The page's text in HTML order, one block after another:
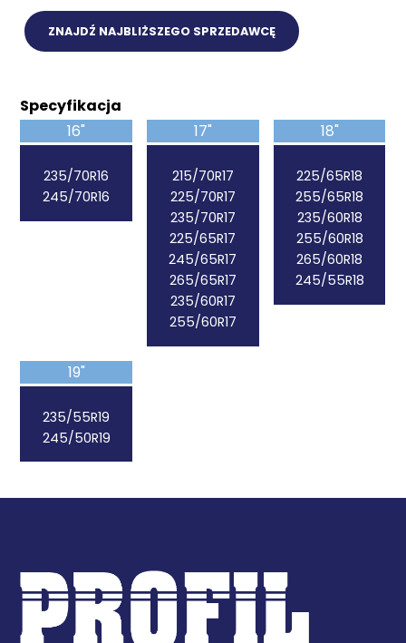
ZNAJDŹ NAJBLIŻSZEGO SPRZEDAWCĘ
Specyfikacja
16"
235/70R16
245/70R16
17"
215/70R17
225/70R17
235/70R17
225/65R17
245/65R17
265/65R17
235/60R17
255/60R17
18"
225/65R18
255/65R18
235/60R18
255/60R18
265/60R18
245/55R18
19"
235/55R19
245/50R19